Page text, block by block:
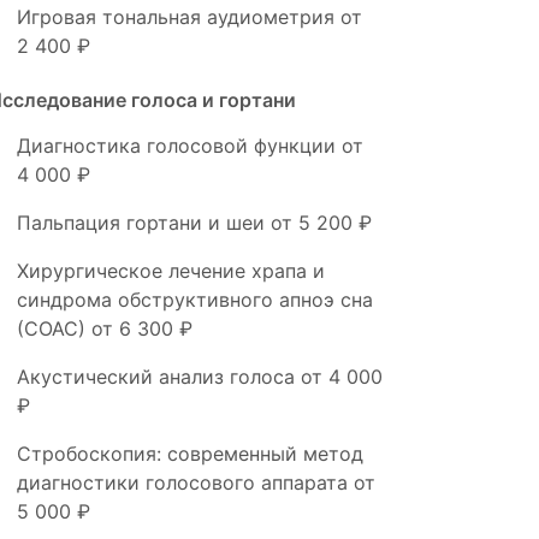
Игровая тональная аудиометрия от
2 400 ₽
голоса и гортани
Диагностика голосовой функции от
4 000 ₽
Пальпация гортани и шеи от 5 200 ₽
Хирургическое лечение храпа и
синдрома обструктивного апноэ сна
(СОАС) от 6 300 ₽
Акустический анализ голоса от 4 000
₽
Стробоскопия: современный метод
диагностики голосового аппарата от
5 000 ₽